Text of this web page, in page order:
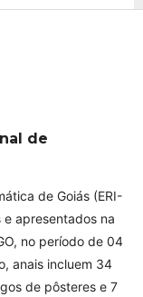
de
de Goiás (ERI-
apresentados na
no período de 04
anais incluem 34
de pôsteres e 7